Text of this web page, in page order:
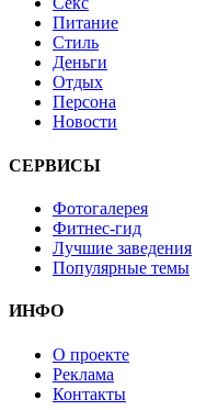
Питание
Стиль
Деньги
Отдых
Персона
Новости
СЕРВИСЫ
Фотогалерея
Фитнес-гид
Лучшие заведения
Популярные темы
ИНФО
О проекте
Реклама
Контакты